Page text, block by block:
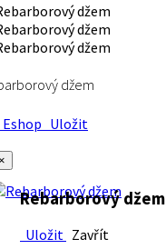
džem
Uložit
Rebarborový džem
Uložit Zavřít